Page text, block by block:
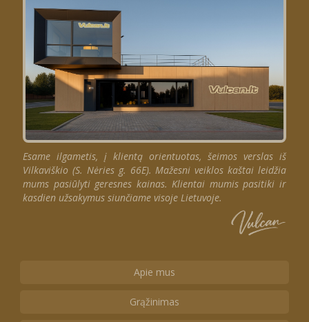
Esame ilgametis, į klientą orientuotas, šeimos verslas iš
Vilkaviškio (S. Nėries g. 66E). Mažesni veiklos kaštai leidžia
mums pasiūlyti geresnes kainas. Klientai mumis pasitiki ir
kasdien užsakymus siunčiame visoje Lietuvoje.
Apie mus
Grąžinimas